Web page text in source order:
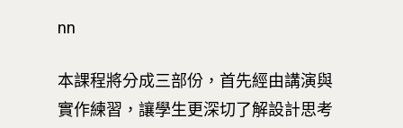
nn
本課程將分成三部份，首先經由講演與
實作練習，讓學生更深切了解設計思考